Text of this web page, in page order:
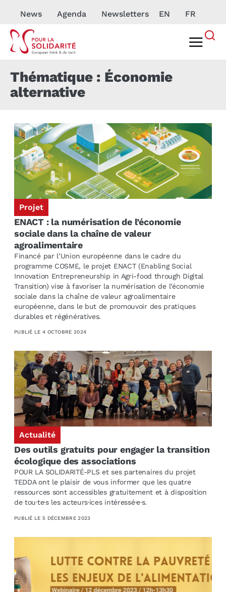
News Agenda Newsletters EN FR
Thématique : Économie
alternative
Projet
ENACT : la numérisation de l’économie
sociale dans la chaîne de valeur
agroalimentaire
Financé par l’Union européenne dans le cadre du
programme COSME, le projet ENACT (Enabling Social
Innovation Entrepreneurship in Agri-food through Digital
Transition) vise à favoriser la numérisation de l’économie
sociale dans la chaîne de valeur agroalimentaire
européenne, dans le but de promouvoir des pratiques
durables et régénératives.
PUBLIÉ LE 4 OCTOBRE 2024
Actualité
Des outils gratuits pour engager la transition
écologique des associations
POUR LA SOLIDARITÉ-PLS et ses partenaires du projet
TEDDA ont le plaisir de vous informer que les quatre
ressources sont accessibles gratuitement et à disposition
de tou·te·s les acteurs·ices intéressé·e·s.
PUBLIÉ LE 5 DÉCEMBRE 2023